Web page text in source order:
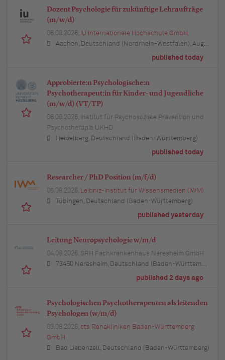
Dozent Psychologie für zukünftige Lehraufträge
(m/w/d)
06.08.2026, IU Internationale Hochschule GmbH
Aachen, Deutschland (Nordrhein-Westfalen), Augsburg, Deutschland (Bayern), Berlin, Deutschland, Bielefeld, Deutschland (Nordrhein-Westfalen), Bochum, Deutschland (Nordrhein-Westfalen), Bonn, Deutschland (Nordrhein-Westfalen), Braunschweig, Deutschland (Niedersachsen), Bremen, Deutschland, Dortmund, Deutschland (Nordrhein-Westfalen), Dresden, Deutschland (Sachsen), Duisburg, Deutschland (Nordrhein-Westfalen), Düsseldorf, Deutschland (Nordrhein-Westfalen), Erfurt, Deutschland (Thüringen), Essen, Deutschland (Nordrhein-Westfalen), Freiburg im Breisgau, Deutschland (Baden-Württemberg), Hamburg, Deutschland, Hannover, Deutschland (Niedersachsen), Karlsruhe, Deutschland (Baden-Württemberg), Kiel, Deutschland (Schleswig-Holstein), Köln, Deutschland (Nordrhein-Westfalen), Leipzig, Deutschland (Sachsen), Lübeck, Deutschland (Schleswig-Holstein), München, Deutschland (Bayern), Mannheim, Deutschland (Baden-Württemberg), München, Deutschland (Bayern), Münster, Deutschland (Nordrhein-Westfalen), Nürnberg, Deutschland (Bayern), Regensburg, Deutschland (Bayern), Rostock, Deutschland (Mecklenburg-Vorpommern), Stuttgart, Deutschland (Baden-Württemberg), Ulm, Deutschland (Baden-Württemberg), Wuppertal, Deutschland (Nordrhein-Westfalen)
published today
Approbierte:n Psychologische:n
Psychotherapeut:in für Kinder- und Jugendliche
(m/w/d) (VT/TP)
06.08.2026, Institut für Psychosoziale Prävention und
Psychotherapie UKHD
Heidelberg, Deutschland (Baden-Württemberg)
published today
Researcher / PhD Position (m/f/d)
05.08.2026, Leibniz-Institut für Wissensmedien (IWM)
Tübingen, Deutschland (Baden-Württemberg)
published yesterday
Leitung Neuropsychologie w/m/d
04.08.2026, SRH Fachkrankenhaus Neresheim GmbH
73450 Neresheim, Deutschland (Baden-Württemberg)
published 2 days ago
Psychologischen Psychotherapeuten als leitenden
Psychologen (w/m/d)
03.08.2026, cts Rehakliniken Baden-Württemberg
GmbH
Bad Liebenzell, Deutschland (Baden-Württemberg)